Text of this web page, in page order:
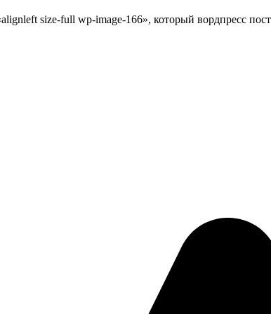
size-full wp-image-166», который вордпресс